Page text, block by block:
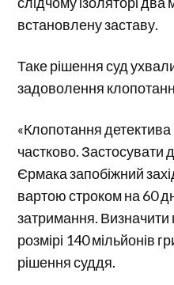
встановлену заставу.
Таке рішення суд
задоволення
«Клопотання
частково. Застосувати
Єрмака запобіжний
вартою строком на 60
затримання. Визначити
розмірі 140 мільйонів
рішення суддя.